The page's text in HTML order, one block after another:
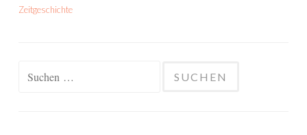
Zeitgeschichte